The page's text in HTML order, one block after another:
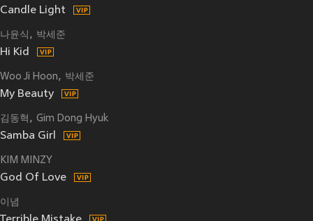
Candle Light
나윤식 박세준
Hi Kid
Woo Ji Hoon 박세준
My Beauty
김동혁 Gim Dong Hyuk
Samba Girl
KIM MINZY
God Of Love
이념